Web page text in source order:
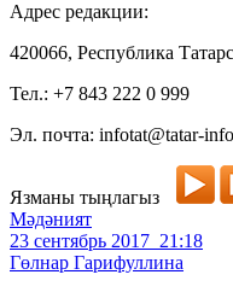
Адрес редакции:
420066, Республика
Тел.: +7 843 222 0 999
Эл. почта: infotat@tatar-
Язманы тыңлагыз
Мәдәният
23 сентябрь 2017 21:18
Гөлнар Гарифуллина